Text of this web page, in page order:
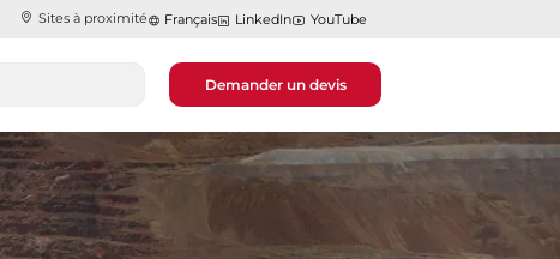
Sites à proximité Français LinkedIn YouTube
Demander un devis